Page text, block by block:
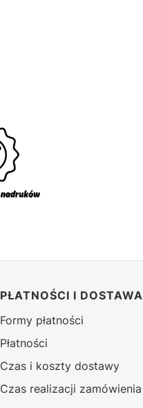
PŁATNOŚCI I DOSTAWA
Formy płatności
Płatności
Czas i koszty dostawy
Czas realizacji zamówienia